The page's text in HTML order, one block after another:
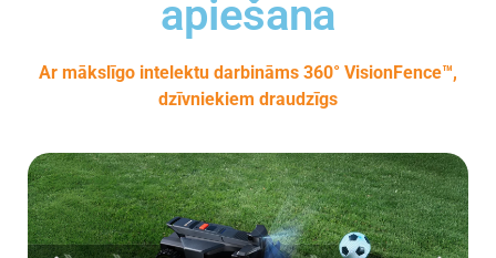
apiešana
Ar mākslīgo intelektu darbināms 360° VisionFence™,
dzīvniekiem draudzīgs